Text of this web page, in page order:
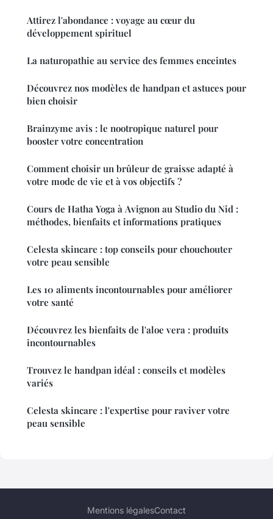
Attirez l'abondance : voyage au cœur du
développement spirituel
La naturopathie au service des femmes enceintes
Découvrez nos modèles de handpan et astuces pour
bien choisir
Brainzyme avis : le nootropique naturel pour
booster votre concentration
Comment choisir un brûleur de graisse adapté à
votre mode de vie et à vos objectifs ?
Cours de Hatha Yoga à Avignon au Studio du Nid :
méthodes, bienfaits et informations pratiques
Celesta skincare : top conseils pour chouchouter
votre peau sensible
Les 10 aliments incontournables pour améliorer
votre santé
Découvrez les bienfaits de l'aloe vera : produits
incontournables
Trouvez le handpan idéal : conseils et modèles
variés
Celesta skincare : l'expertise pour raviver votre
peau sensible
Mentions légalesContact